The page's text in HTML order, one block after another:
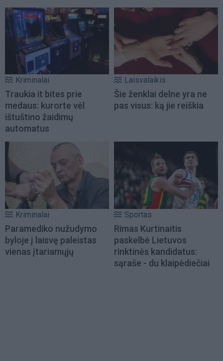
Kriminalai
Traukia it bites prie
medaus: kurorte vėl
ištuštino žaidimų
automatus
Laisvalaikis
Šie ženklai delne yra ne
pas visus: ką jie reiškia
Kriminalai
Paramediko nužudymo
byloje į laisvę paleistas
vienas įtariamųjų
Sportas
Rimas Kurtinaitis
paskelbė Lietuvos
rinktinės kandidatus:
sąraše - du klaipėdiečiai